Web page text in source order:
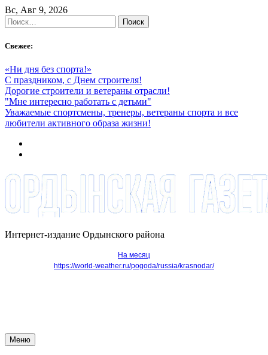
Skip
to
content
Вс, Авг 9, 2026
Найти:
Свежее:
«Ни дня без спорта!»
С праздником, с Днем строителя!
Дорогие строители и ветераны отрасли!
"Мне интересно работать с детьми"
Уважаемые спортсмены, тренеры, ветераны спорта и все
любители активного образа жизни!
Интернет-издание Ордынского района
На месяц
https://world-weather.ru/pogoda/russia/krasnodar/
Меню